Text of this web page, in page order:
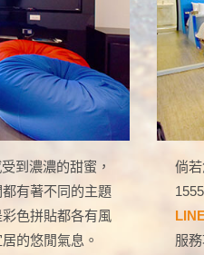
到濃濃的甜蜜，
有著不同的主題
色拼貼都各有風
的悠閒氣息。
倘
服